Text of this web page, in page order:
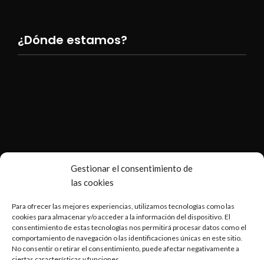
Gestionar el consentimiento de
las cookies
Para ofrecer las mejores experiencias, utilizamos tecnologías como las
cookies para almacenar y/o acceder a la información del dispositivo. El
consentimiento de estas tecnologías nos permitirá procesar datos como el
comportamiento de navegación o las identificaciones únicas en este sitio.
No consentir o retirar el consentimiento, puede afectar negativamente a
¿Dónde estamos?